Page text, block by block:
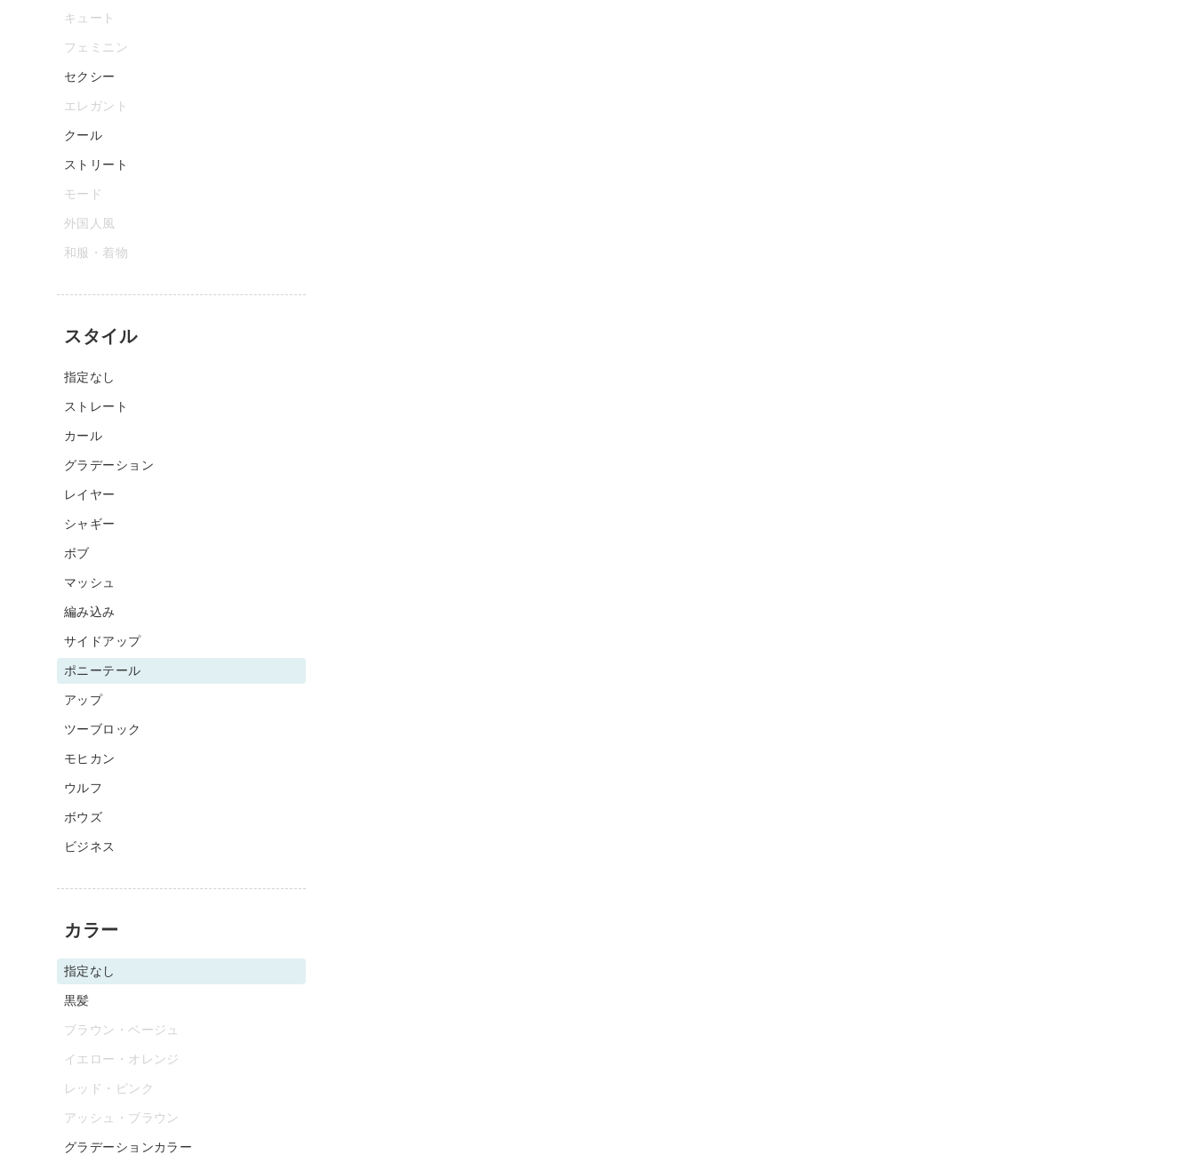
キュート
フェミニン
セクシー
エレガント
クール
ストリート
モード
外国人風
和服・着物
スタイル
指定なし
ストレート
カール
グラデーション
レイヤー
シャギー
ボブ
マッシュ
編み込み
サイドアップ
ポニーテール
アップ
ツーブロック
モヒカン
ウルフ
ボウズ
ビジネス
カラー
指定なし
黒髪
ブラウン・ベージュ
イエロー・オレンジ
レッド・ピンク
アッシュ・ブラウン
グラデーションカラー